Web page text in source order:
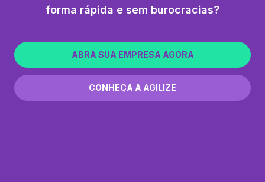
forma rápida e sem burocracias?
ABRA SUA EMPRESA AGORA
CONHEÇA A AGILIZE